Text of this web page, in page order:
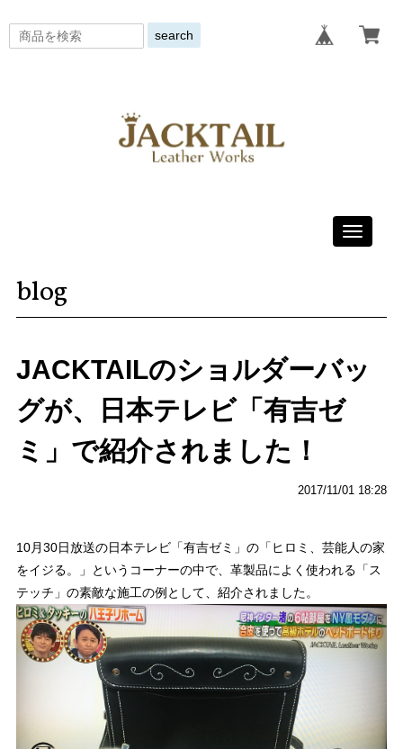
search
Toggle
blog
JACKTAILのショルダーバッ
グが、日本テレビ「有吉ゼ
ミ」で紹介されました！
2017/11/01 18:28
10月30日放送の日本テレビ「有吉ゼミ」の「ヒロミ、芸能人の家
をイジる。」というコーナーの中で、革製品によく使われる「ス
テッチ」の素敵な施工の例として、紹介されました。